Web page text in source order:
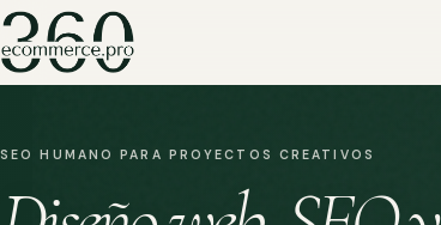
SEO HUMANO PARA PROYECTOS CREATIVOS